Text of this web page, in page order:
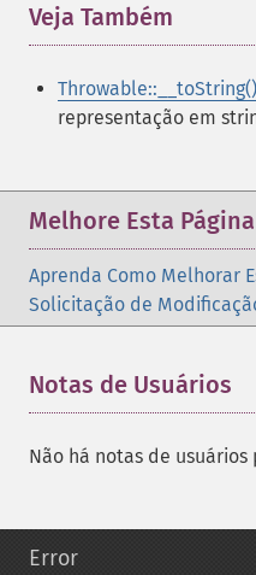
Veja Também
Throwable::__toString()
representação em
Melhore Esta Página
Aprenda Como Melhorar
Solicitação de
Notas de Usuários
Não há notas de usuários
Error